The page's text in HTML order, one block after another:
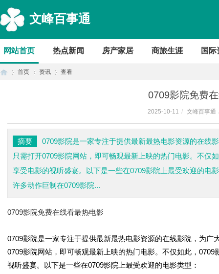
文峰百事通
网站首页 热点新闻 房产家居 商旅生涯 国际
首页 资讯 查看
0709影院免费
2025-10-11 / 文峰百事通
摘要
0709影院是一家专注于提供最新最热电影资源的在线
只需打开0709影院网站，即可畅观最新上映的热门电影。不仅
享受电影的视听盛宴。以下是一些在0709影院上最受欢迎的电
许多动作巨制在0709影院...
0709影院免费在线看最热电影
0709影院是一家专注于提供最新最热电影资源的在线影院，为
0709影院网站，即可畅观最新上映的热门电影。不仅如此，
视听盛宴。以下是一些在0709影院上最受欢迎的电影类型：